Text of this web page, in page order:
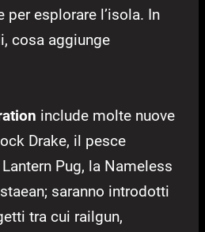
esplorare l’isola. In
cosa aggiunge
include molte nuove
Drake, il pesce
Pug, la Nameless
saranno introdotti
tra cui railgun,